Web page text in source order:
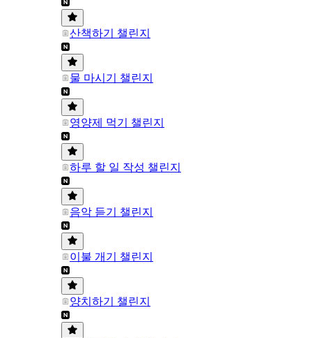
산책하기 챌린지
물 마시기 챌린지
영양제 먹기 챌린지
하루 할 일 작성 챌린지
음악 듣기 챌린지
이불 개기 챌린지
양치하기 챌린지